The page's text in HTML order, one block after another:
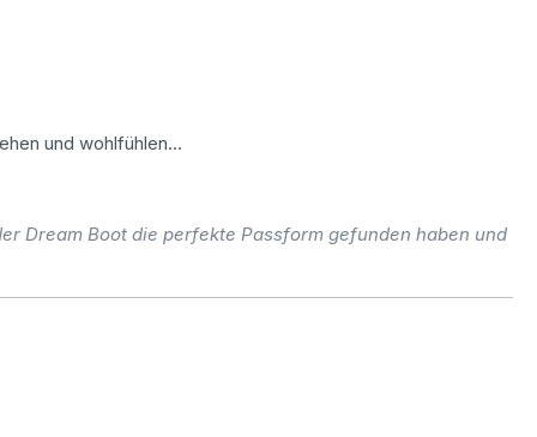
und wohlfühlen…
Dream Boot die perfekte Passform gefunden haben und